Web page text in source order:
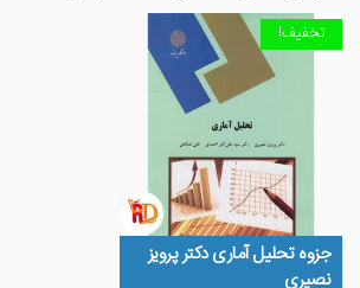
تخفیف!
جزوه تحلیل آماری دکتر پرویز
نصیری